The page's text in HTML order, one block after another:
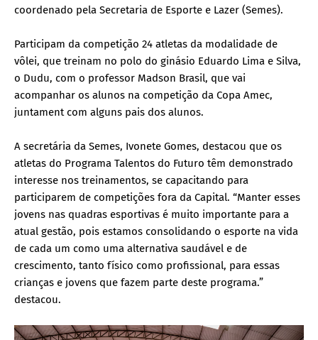
coordenado pela Secretaria de Esporte e Lazer (Semes).
Participam da competição 24 atletas da modalidade de
vôlei, que treinam no polo do ginásio Eduardo Lima e Silva,
o Dudu, com o professor Madson Brasil, que vai
acompanhar os alunos na competição da Copa Amec,
juntament com alguns pais dos alunos.
A secretária da Semes, Ivonete Gomes, destacou que os
atletas do Programa Talentos do Futuro têm demonstrado
interesse nos treinamentos, se capacitando para
participarem de competições fora da Capital. “Manter esses
jovens nas quadras esportivas é muito importante para a
atual gestão, pois estamos consolidando o esporte na vida
de cada um como uma alternativa saudável e de
crescimento, tanto físico como profissional, para essas
crianças e jovens que fazem parte deste programa.”
destacou.